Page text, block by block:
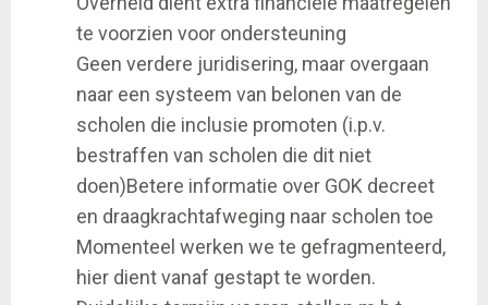
te voorzien voor ondersteuning
Geen verdere juridisering, maar overgaan
naar een systeem van belonen van de
scholen die inclusie promoten (i.p.v.
bestraffen van scholen die dit niet
doen)Betere informatie over GOK decreet
en draagkrachtafweging naar scholen toe
Momenteel werken we te gefragmenteerd,
hier dient vanaf gestapt te worden.